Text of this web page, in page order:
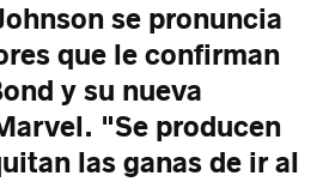
se pronuncia
que le confirman
y su nueva
"Se producen
las ganas de ir al